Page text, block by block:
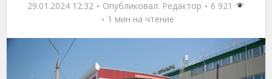
29.01.2024 12:32 Опубликовал: Редактор
6 921
1 мин на чтение